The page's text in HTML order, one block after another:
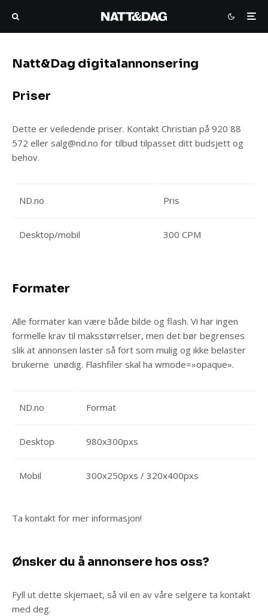
Natt&Dag digitalannonsering
Priser
Dette er veiledende priser. Kontakt Christian på 920 88
572 eller salg@nd.no for tilbud tilpasset ditt budsjett og
behov.
ND.no Pris
Desktop/mobil 300 CPM
Formater
Alle formater kan være både bilde og flash. Vi har ingen
formelle krav til maksstørrelser, men det bør begrenses
slik at annonsen laster så fort som mulig og ikke belaster
brukerne unødig. Flashfiler skal ha wmode=»opaque».
ND.no Format
Desktop 980x300pxs
Mobil 300x250pxs / 320x400pxs
Ta kontakt for mer informasjon!
Ønsker du å annonsere hos oss?
Fyll ut dette skjemaet, så vil en av våre selgere ta kontakt
med deg.